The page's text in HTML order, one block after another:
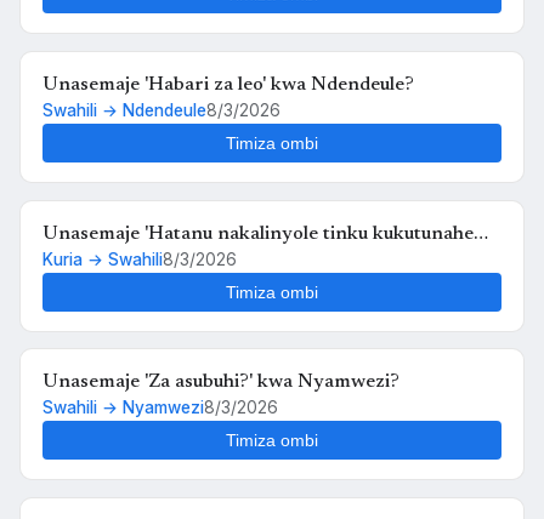
Unasemaje 'Habari za leo' kwa Ndendeule?
Swahili → Ndendeule8/3/2026
Timiza ombi
Unasemaje 'Hatanu nakalinyole tinku kukutunahe
mula uche kunyankya mute' kwa Swahili?
Kuria → Swahili8/3/2026
Timiza ombi
Unasemaje 'Za asubuhi?' kwa Nyamwezi?
Swahili → Nyamwezi8/3/2026
Timiza ombi